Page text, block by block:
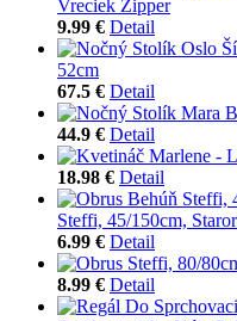
Vreciek Zipper
9.99 € Detail
52cm
67.5 € Detail
44.9 € Detail
18.98 € Detail
Steffi, 45/150cm,
6.99 € Detail
8.99 € Detail